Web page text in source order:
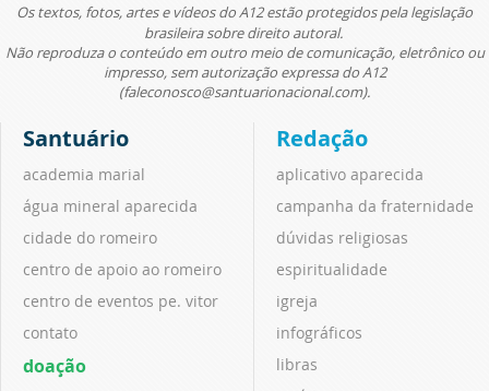
Os textos, fotos, artes e vídeos do A12 estão protegidos pela legislação
brasileira sobre direito autoral.
Não reproduza o conteúdo em outro meio de comunicação, eletrônico ou
impresso, sem autorização expressa do A12
(faleconosco@santuarionacional.com).
Santuário
academia marial
água mineral aparecida
cidade do romeiro
centro de apoio ao romeiro
centro de eventos pe. vitor
contato
doação
Redação
aplicativo aparecida
campanha da fraternidade
dúvidas religiosas
espiritualidade
igreja
infográficos
libras